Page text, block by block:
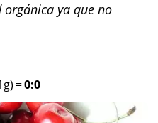
ya que no
=0:0